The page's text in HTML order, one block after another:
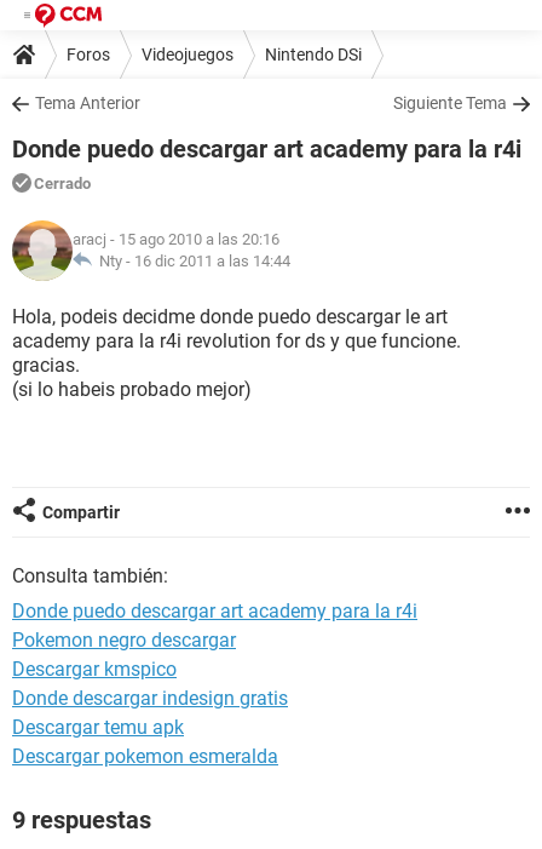
Foros Videojuegos Nintendo DSi
Tema Anterior Siguiente Tema
Donde puedo descargar art academy para la r4i
Cerrado
aracj - 15 ago 2010 a las 20:16
Nty - 16 dic 2011 a las 14:44
Hola, podeis decidme donde puedo descargar le art
academy para la r4i revolution for ds y que funcione.
gracias.
(si lo habeis probado mejor)
Compartir
Consulta también:
Donde puedo descargar art academy para la r4i
Pokemon negro descargar
Descargar kmspico
Donde descargar indesign gratis
Descargar temu apk
Descargar pokemon esmeralda
9 respuestas